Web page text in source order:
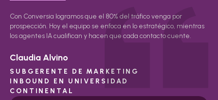
Con Conversia logramos que el 80% del tráfico venga por
prospección. Hoy el equipo se enfoca en lo estratégico, mientras
los agentes IA cualifican y hacen que cada contacto cuente.
Claudia Alvino
SUBGERENTE DE MARKETING
INBOUND EN UNIVERSIDAD
CONTINENTAL